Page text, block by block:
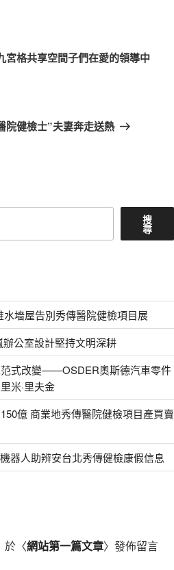
宮格共享空間子們在愛的領導中
院健檢士”夫妻奔走送熱
搜
尋
墻屋告別秀傳醫院健檢項目展
公室設計堅持文明深耕
式改變——OSDER奧斯德汽車零件
米·里夫金
億 商業地秀傳醫院健檢項目產買賣
器人助辨安台北秀傳健檢康假信息
於〈網站第一篇文章〉發佈留言